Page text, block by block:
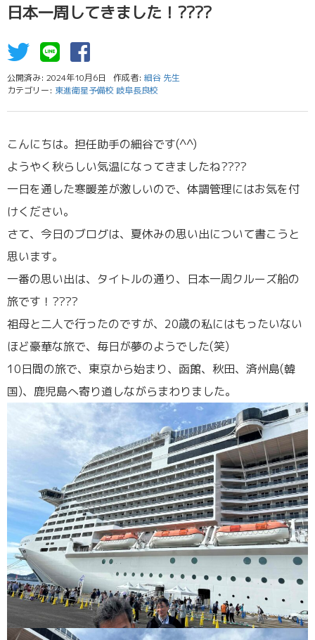
日本一周してきました！????
公開済み: 2024年10月6日 作成者: 細谷 先生
カテゴリー: 東進衛星予備校 岐阜長良校
こんにちは。担任助手の細谷です(^^)
ようやく秋らしい気温になってきましたね????
一日を通した寒暖差が激しいので、体調管理にはお気を付
けください。
さて、今日のブログは、夏休みの思い出について書こうと
思います。
一番の思い出は、タイトルの通り、日本一周クルーズ船の
旅です！????
祖母と二人で行ったのですが、20歳の私にはもったいない
ほど豪華な旅で、毎日が夢のようでした(笑)
10日間の旅で、東京から始まり、函館、秋田、済州島(韓
国)、鹿児島へ寄り道しながらまわりました。